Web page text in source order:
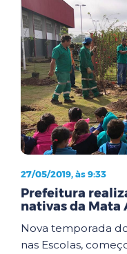
27/05/2019, às 9:33
Prefeitura
nativas da Mata
Nova temporada
nas Escolas,